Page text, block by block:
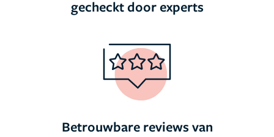
gecheckt door experts
Betrouwbare reviews van